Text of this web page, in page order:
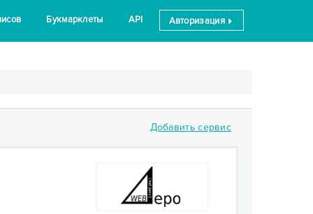
Букмарклеты API Авторизация
Добавить сервис